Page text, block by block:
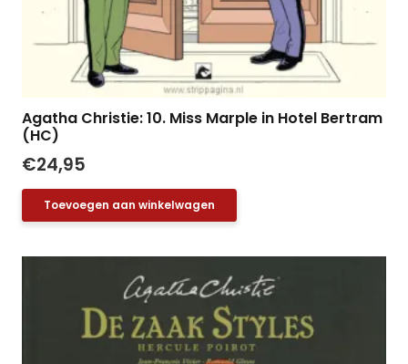
Agatha Christie: 10. Miss Marple in Hotel Bertram
(HC)
€24,95
Toevoegen aan winkelwagen